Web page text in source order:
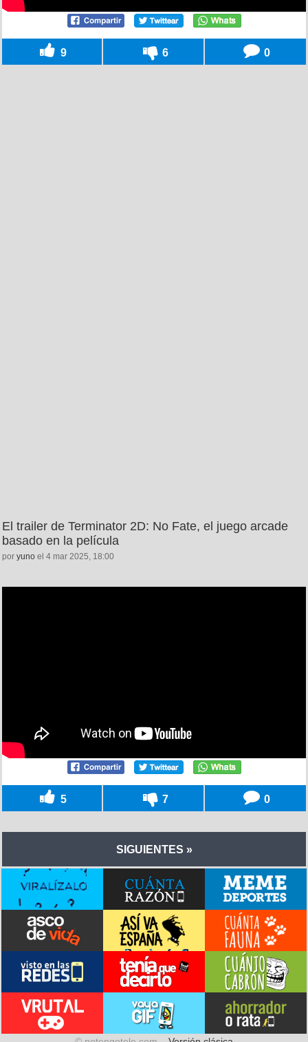
9 6 0
El trailer de Terminator 2D: No Fate, el juego arcade
basado en la película
por yuno el 4 mar 2025, 18:00
5 7 0
SIGUIENTES »